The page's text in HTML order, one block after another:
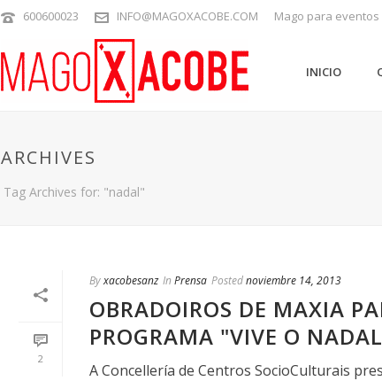
600600023 INFO@MAGOXACOBE.COM Mago para eventos
INICIO
ARCHIVES
Tag Archives for: "nadal"
2
Byxacobesanz In Prensa Postednoviembre 14, 2013
OBRADOIROS DE MAXIA
PROGRAMA "VIVE O
A Concellería de Centros SocioCulturais